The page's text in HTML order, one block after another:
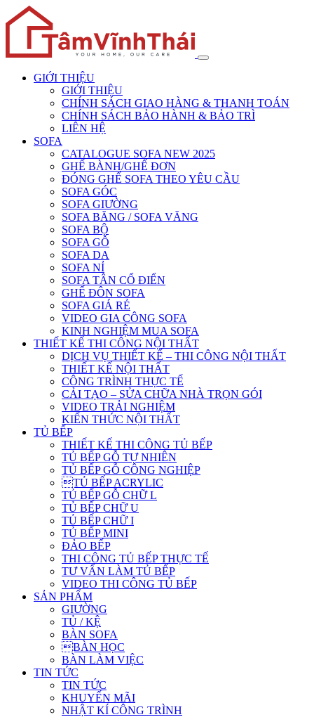
GIỚI THIỆU
GIỚI THIỆU
CHÍNH SÁCH GIAO HÀNG & THANH TOÁN
CHÍNH SÁCH BẢO HÀNH & BẢO TRÌ
LIÊN HỆ
SOFA
CATALOGUE SOFA NEW 2025
GHẾ BÀNH/GHẾ ĐƠN
ĐÓNG GHẾ SOFA THEO YÊU CẦU
SOFA GÓC
SOFA GIƯỜNG
SOFA BĂNG / SOFA VĂNG
SOFA BỘ
SOFA GỖ
SOFA DA
SOFA NỈ
SOFA TÂN CỔ ĐIỂN
GHẾ ĐÔN SOFA
SOFA GIÁ RẺ
VIDEO GIA CÔNG SOFA
KINH NGHIỆM MUA SOFA
THIẾT KẾ THI CÔNG NỘI THẤT
DỊCH VỤ THIẾT KẾ – THI CÔNG NỘI THẤT
THIẾT KẾ NỘI THẤT
CÔNG TRÌNH THỰC TẾ
CẢI TẠO – SỬA CHỮA NHÀ TRỌN GÓI
VIDEO TRẢI NGHIỆM
KIẾN THỨC NỘI THẤT
TỦ BẾP
THIẾT KẾ THI CÔNG TỦ BẾP
TỦ BẾP GỖ TỰ NHIÊN
TỦ BẾP GỖ CÔNG NGHIỆP
TỦ BẾP ACRYLIC
TỦ BẾP GỖ CHỮ L
TỦ BẾP CHỮ U
TỦ BẾP CHỮ I
TỦ BẾP MINI
ĐẢO BẾP
THI CÔNG TỦ BẾP THỰC TẾ
TƯ VẤN LÀM TỦ BẾP
VIDEO THI CÔNG TỦ BẾP
SẢN PHẨM
GIƯỜNG
TỦ / KỆ
BÀN SOFA
BÀN HỌC
BÀN LÀM VIỆC
TIN TỨC
TIN TỨC
KHUYẾN MÃI
NHẬT KÍ CÔNG TRÌNH